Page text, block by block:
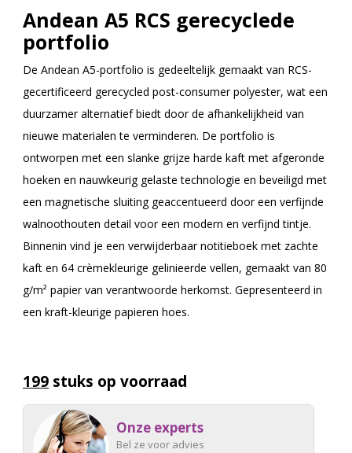
Andean A5 RCS gerecyclede
portfolio
De Andean A5-portfolio is gedeeltelijk gemaakt van RCS-
gecertificeerd gerecycled post-consumer polyester, wat een
duurzamer alternatief biedt door de afhankelijkheid van
nieuwe materialen te verminderen. De portfolio is
ontworpen met een slanke grijze harde kaft met afgeronde
hoeken en nauwkeurig gelaste technologie en beveiligd met
een magnetische sluiting geaccentueerd door een verfijnde
walnoothouten detail voor een modern en verfijnd tintje.
Binnenin vind je een verwijderbaar notitieboek met zachte
kaft en 64 crèmekleurige gelinieerde vellen, gemaakt van 80
g/m² papier van verantwoorde herkomst. Gepresenteerd in
een kraft-kleurige papieren hoes.
199 stuks op voorraad
Onze experts
Bel ze voor advies